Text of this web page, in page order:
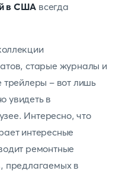
в США всегда
старые журналы и
трейлеры - вот лишь
увидеть в
Интересно, что
интересные
ремонтные
предлагаемых в